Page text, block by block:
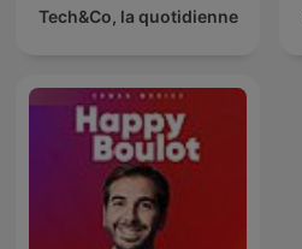
Tech&Co, la quotidienne